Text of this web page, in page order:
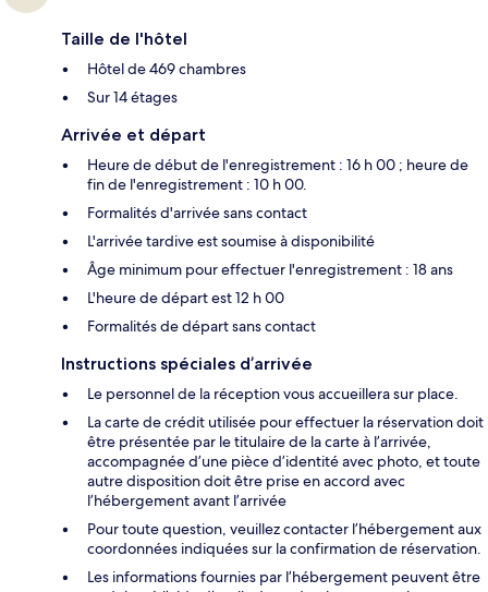
Taille de l'hôtel
Hôtel de 469 chambres
Sur 14 étages
Arrivée et départ
Heure de début de l'enregistrement : 16 h 00 ; heure de
fin de l'enregistrement : 10 h 00.
Formalités d'arrivée sans contact
L'arrivée tardive est soumise à disponibilité
Âge minimum pour effectuer l'enregistrement : 18 ans
L'heure de départ est 12 h 00
Formalités de départ sans contact
Instructions spéciales d’arrivée
Le personnel de la réception vous accueillera sur place.
La carte de crédit utilisée pour effectuer la réservation doit
être présentée par le titulaire de la carte à l’arrivée,
accompagnée d’une pièce d’identité avec photo, et toute
autre disposition doit être prise en accord avec
l’hébergement avant l’arrivée
Pour toute question, veuillez contacter l’hébergement aux
coordonnées indiquées sur la confirmation de réservation.
Les informations fournies par l’hébergement peuvent être